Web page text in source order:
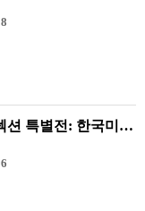
MMCA 이건희컬렉션 특별전: 한국미술명작